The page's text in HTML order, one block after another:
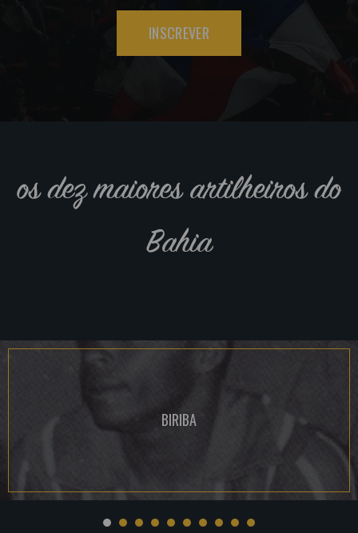
INSCREVER
os dez maiores artilheiros do
Bahia
BIRIBA